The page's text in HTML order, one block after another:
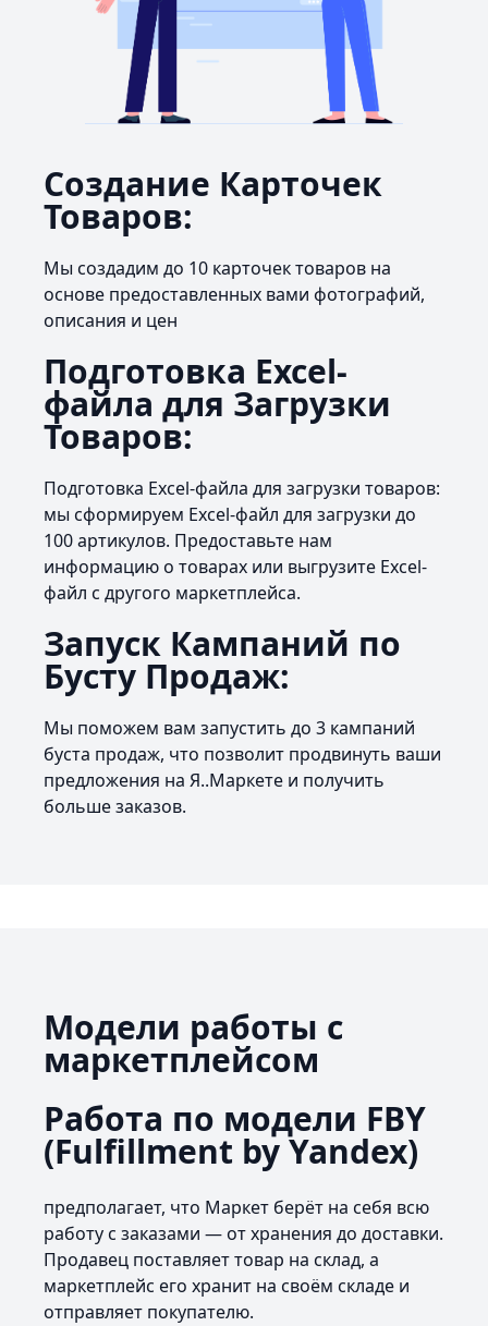
Создание Карточек
Товаров:
Мы создадим до 10 карточек товаров на
основе предоставленных вами фотографий,
описания и цен
Подготовка Excel-
файла для Загрузки
Товаров:
Подготовка Excel-файла для загрузки товаров:
мы сформируем Excel-файл для загрузки до
100 артикулов. Предоставьте нам
информацию о товарах или выгрузите Excel-
файл с другого маркетплейса.
Запуск Кампаний по
Бусту Продаж:
Мы поможем вам запустить до 3 кампаний
буста продаж, что позволит продвинуть ваши
предложения на Я..Маркете и получить
больше заказов.
Модели работы с
маркетплейсом
Работа по модели FBY
(Fulfillment by Yandex)
предполагает, что Маркет берёт на себя всю
работу с заказами — от хранения до доставки.
Продавец поставляет товар на склад, а
маркетплейс его хранит на своём складе и
отправляет покупателю.